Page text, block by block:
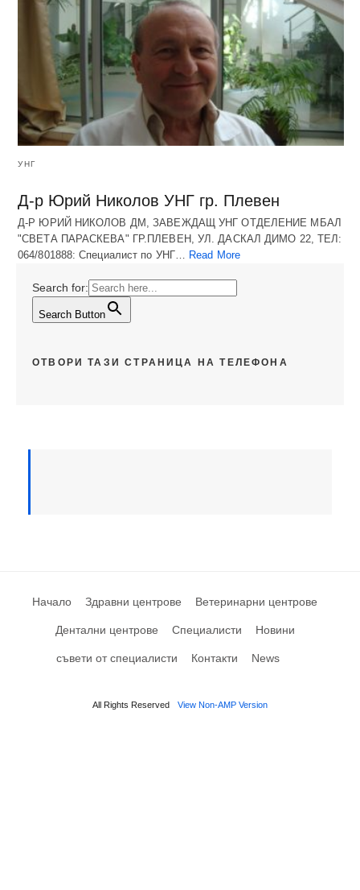
УНГ
Д-р Юрий Николов УНГ гр. Плевен
Д-Р ЮРИЙ НИКОЛОВ ДМ, ЗАВЕЖДАЩ УНГ ОТДЕЛЕНИЕ МБАЛ
"СВЕТА ПАРАСКЕВА" ГР.ПЛЕВЕН, УЛ. ДАСКАЛ ДИМО 22, ТЕЛ:
064/801888: Специалист по УНГ… Read More
Search for:
Search Button
ОТВОРИ ТАЗИ СТРАНИЦА НА ТЕЛЕФОНА
Начало Здравни центрове Ветеринарни центрове
Дентални центрове Специалисти Новини
съвети от специалисти Контакти News
All Rights Reserved View Non-AMP Version